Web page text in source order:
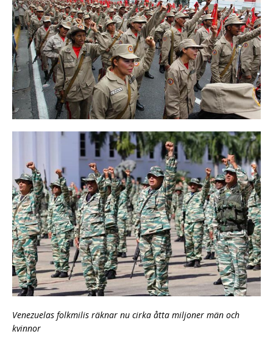
Venezuelas folkmilis räknar nu cirka åtta miljoner män och
kvinnor